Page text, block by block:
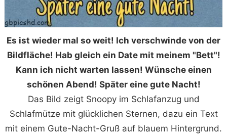
Es ist wieder mal so weit! Ich verschwinde von der
Bildfläche! Hab gleich ein Date mit meinem "Bett"!
Kann ich nicht warten lassen! Wünsche einen
schönen Abend! Später eine gute Nacht!
Das Bild zeigt Snoopy im Schlafanzug und
Schlafmütze mit glücklichen Sternen, dazu ein Text
mit einem Gute-Nacht-Gruß auf blauem Hintergrund.